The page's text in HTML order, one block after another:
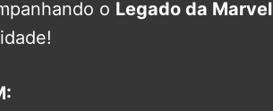
o Legado da Marvel